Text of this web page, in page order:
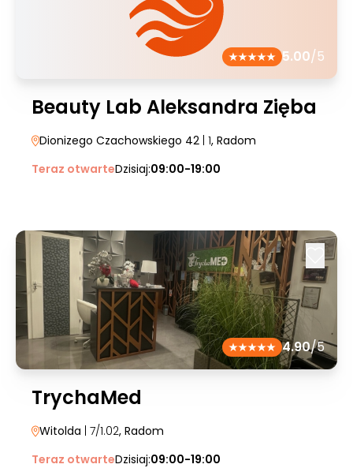
5.00/5
Beauty Lab Aleksandra Zięba
Dionizego Czachowskiego 42 | 1, Radom
Teraz otwarteDzisiaj:09:00-19:00
4.90/5
TrychaMed
Witolda | 7/1.02, Radom
Teraz otwarteDzisiaj:09:00-19:00